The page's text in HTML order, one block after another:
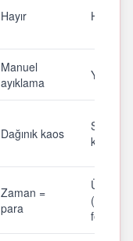
Hayır Hayır
Manuel
ayıklama
Yok
Dağınık kaos
kalite
Zaman =
para
Ücretsiz
feragat)